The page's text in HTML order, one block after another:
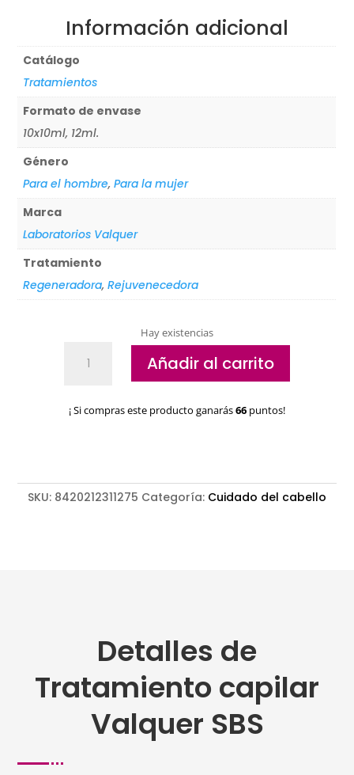
Información adicional
Catálogo
Tratamientos
Formato de envase
10x10ml, 12ml.
Género
Para el hombre,Para la mujer
Marca
Laboratorios Valquer
Tratamiento
Regeneradora,Rejuvenecedora
Hay existencias
capilar
SBS
Añadir al carrito
¡ Si compras este producto ganarás66 puntos!
SKU: 8420212311275 Categoría: Cuidado del cabello
Detalles de
Tratamiento capilar
Valquer SBS